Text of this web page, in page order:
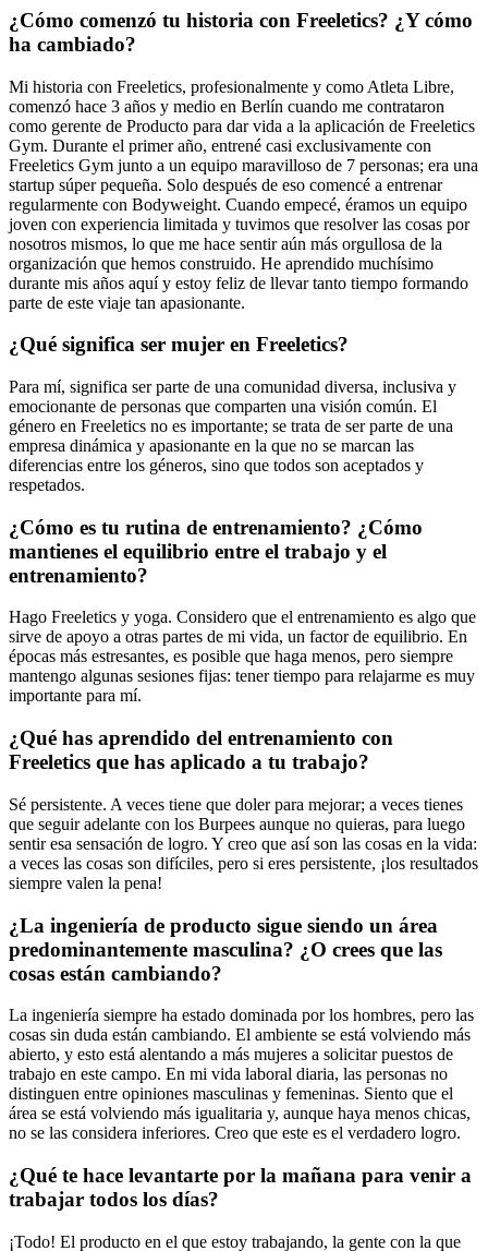
¿Cómo comenzó tu historia con Freeletics? ¿Y cómo
ha cambiado?
Mi historia con Freeletics, profesionalmente y como Atleta Libre,
comenzó hace 3 años y medio en Berlín cuando me contrataron
como gerente de Producto para dar vida a la aplicación de Freeletics
Gym. Durante el primer año, entrené casi exclusivamente con
Freeletics Gym junto a un equipo maravilloso de 7 personas; era una
startup súper pequeña. Solo después de eso comencé a entrenar
regularmente con Bodyweight. Cuando empecé, éramos un equipo
joven con experiencia limitada y tuvimos que resolver las cosas por
nosotros mismos, lo que me hace sentir aún más orgullosa de la
organización que hemos construido. He aprendido muchísimo
durante mis años aquí y estoy feliz de llevar tanto tiempo formando
parte de este viaje tan apasionante.
¿Qué significa ser mujer en Freeletics?
Para mí, significa ser parte de una comunidad diversa, inclusiva y
emocionante de personas que comparten una visión común. El
género en Freeletics no es importante; se trata de ser parte de una
empresa dinámica y apasionante en la que no se marcan las
diferencias entre los géneros, sino que todos son aceptados y
respetados.
¿Cómo es tu rutina de entrenamiento? ¿Cómo
mantienes el equilibrio entre el trabajo y el
entrenamiento?
Hago Freeletics y yoga. Considero que el entrenamiento es algo que
sirve de apoyo a otras partes de mi vida, un factor de equilibrio. En
épocas más estresantes, es posible que haga menos, pero siempre
mantengo algunas sesiones fijas: tener tiempo para relajarme es muy
importante para mí.
¿Qué has aprendido del entrenamiento con
Freeletics que has aplicado a tu trabajo?
Sé persistente. A veces tiene que doler para mejorar; a veces tienes
que seguir adelante con los Burpees aunque no quieras, para luego
sentir esa sensación de logro. Y creo que así son las cosas en la vida:
a veces las cosas son difíciles, pero si eres persistente, ¡los resultados
siempre valen la pena!
¿La ingeniería de producto sigue siendo un área
predominantemente masculina? ¿O crees que las
cosas están cambiando?
La ingeniería siempre ha estado dominada por los hombres, pero las
cosas sin duda están cambiando. El ambiente se está volviendo más
abierto, y esto está alentando a más mujeres a solicitar puestos de
trabajo en este campo. En mi vida laboral diaria, las personas no
distinguen entre opiniones masculinas y femeninas. Siento que el
área se está volviendo más igualitaria y, aunque haya menos chicas,
no se las considera inferiores. Creo que este es el verdadero logro.
¿Qué te hace levantarte por la mañana para venir a
trabajar todos los días?
¡Todo! El producto en el que estoy trabajando, la gente con la que